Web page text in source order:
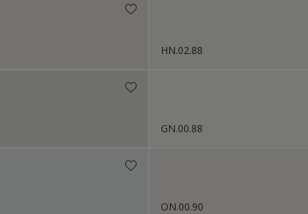
HN.02.88
GN.00.88
ON.00.90